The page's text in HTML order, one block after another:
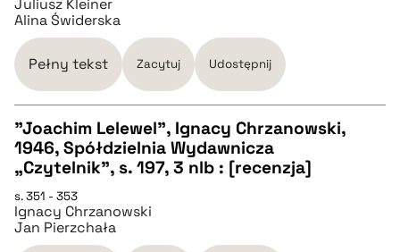
BIBTEX
pobierz cytat
Juliusz Kleiner
Alina Świderska
Pełny tekst Zacytuj Udostępnij
CZYSTY TEKST
pobierz cytat
"Joachim Lelewel", Ignacy Chrzanowski,
1946, Spółdzielnia Wydawnicza
„Czytelnik”, s. 197, 3 nlb : [recenzja]
s. 351 - 353
Ignacy Chrzanowski
Jan Pierzchała